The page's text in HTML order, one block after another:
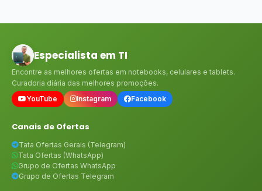
Especialista em TI
Encontre as melhores ofertas em notebooks, celulares e tablets.
Curadoria diária das melhores promoções.
YouTube
Instagram Facebook
Canais de Ofertas
Tata Ofertas Gerais (Telegram)
Tata Ofertas (WhatsApp)
Grupo de Ofertas WhatsApp
Grupo de Ofertas Telegram